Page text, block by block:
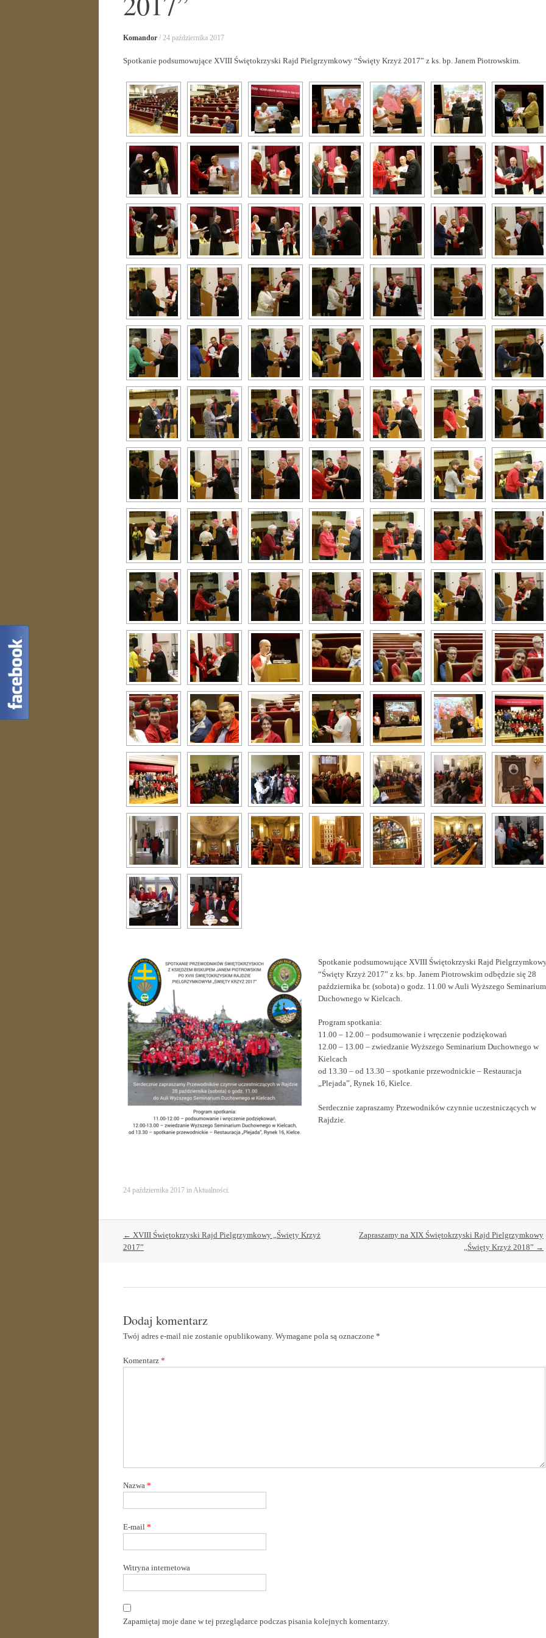
Komandor / 24 października 2017
Spotkanie podsumowujące XVIII Świętokrzyski Rajd Pielgrzymkowy “Święty Krzyż 2017” z ks. bp. Janem Piotrowskim.
Spotkanie podsumowujące XVIII Świętokrzyski Rajd
“Święty Krzyż 2017” z ks. bp. Janem Piotrowskim odbędzie się 28
października br. (sobota) o godz. 11.00 w Auli Wyższego Seminarium
Duchownego w Kielcach.
Program spotkania:
11.00 – 12.00 – podsumowanie i wręczenie podziękowań
12.00 – 13.00 – zwiedzanie Wyższego Seminarium Duchownego w
Kielcach
od 13.30 – od 13.30 – spotkanie przewodnickie – Restauracja
„Plejada”, Rynek 16, Kielce.
Serdecznie zapraszamy Przewodników czynnie uczestniczących w
Rajdzie.
24 października 2017 inAktualności.
Post
navigation
← XVIII Świętokrzyski Rajd Pielgrzymkowy „Święty Krzyż
2017”
Zapraszamy na XIX Świętokrzyski Rajd Pielgrzymkowy
„Święty Krzyż 2018” →
Dodaj komentarz
Twój adres e-mail nie zostanie opublikowany. Wymagane pola są oznaczone *
Komentarz *
Nazwa *
E-mail *
Witryna internetowa
Zapamiętaj moje dane w tej przeglądarce podczas pisania kolejnych komentarzy.